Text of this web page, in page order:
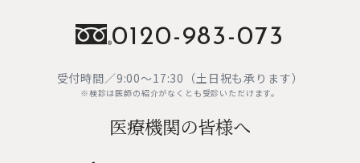
0120-983-073
受付時間／9:00～17:30（土日祝も承ります）
※検診は医師の紹介がなくとも受診いただけます。
医療機関の皆様へ